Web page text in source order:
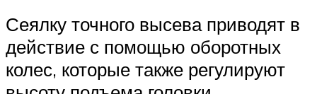
Сеялку точного высева приводят в
действие с помощью оборотных
колес, которые также регулируют